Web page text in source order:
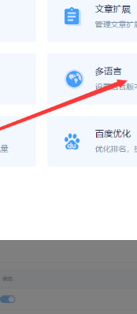
网络」深耕西安20年：